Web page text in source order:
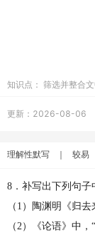
知识点： 筛选并整合
更新：2026-08-06
理解性默写 ｜ 较易
8．补写出下列句子
（1）陶渊明《归
（2）《论语》中，“